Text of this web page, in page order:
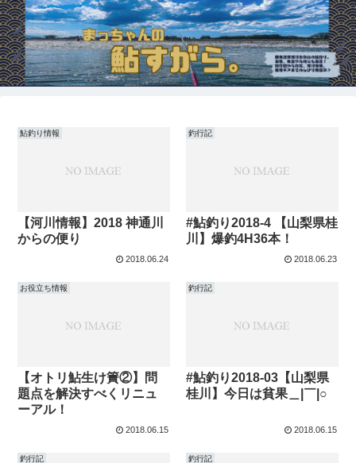
鮎釣り情報
【河川情報】2018 神通川
からの便り
2018.06.24
釣行記
#鮎釣り2018-4 【山梨県桂
川】爆釣4H36本！
2018.06.23
お役立ち情報
【オトリ鮎生け簀②】問
題点を解決すべくリニュ
ーアル！
2018.06.15
釣行記
#鮎釣り2018-03【山梨県
桂川】今日は貧果＿|￣|○
2018.06.15
釣行記 釣行記